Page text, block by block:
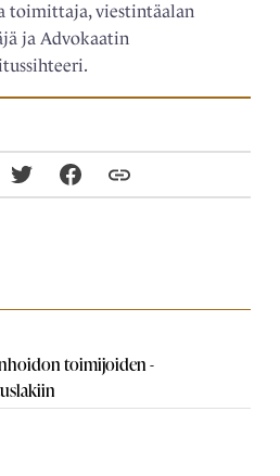
toimittaja, viestintäalan
ja Advokaatin
toimijoiden